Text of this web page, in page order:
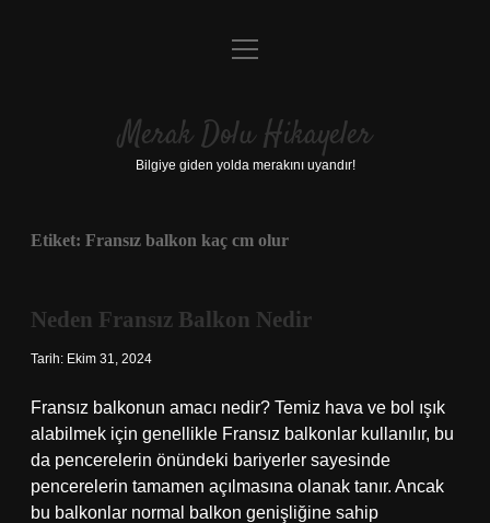
Anasayfa
Yasal Uyarı
menüyü
Merak Dolu Hikayeler
Bilgiye giden yolda merakını uyandır!
Etiket: Fransız balkon kaç cm olur
Neden Fransız Balkon Nedir
Tarih: Ekim 31, 2024
Fransız balkonun amacı nedir? Temiz hava ve bol ışık
alabilmek için genellikle Fransız balkonlar kullanılır, bu
da pencerelerin önündeki bariyerler sayesinde
pencerelerin tamamen açılmasına olanak tanır. Ancak
bu balkonlar normal balkon genişliğine sahip